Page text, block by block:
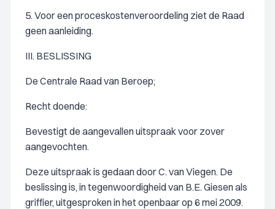
5. Voor een proceskostenveroordeling ziet de Raad
geen aanleiding.
III. BESLISSING
De Centrale Raad van Beroep;
Recht doende:
Bevestigt de aangevallen uitspraak voor zover
aangevochten.
Deze uitspraak is gedaan door C. van Viegen. De
beslissing is, in tegenwoordigheid van B.E. Giesen als
griffier, uitgesproken in het openbaar op 6 mei 2009.